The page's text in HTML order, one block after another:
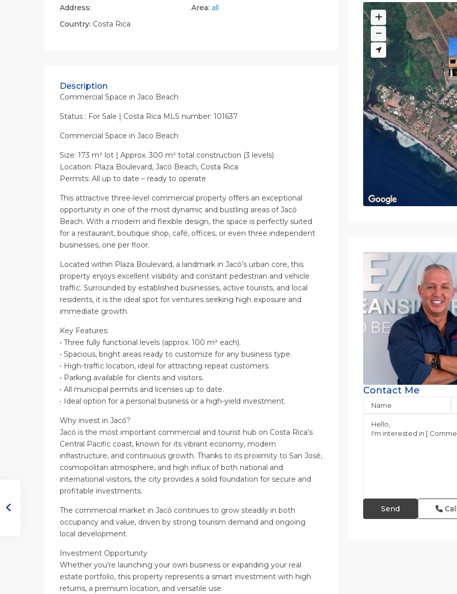
Address: Area: all
Country: Costa Rica
Description
Commercial Space in Jaco Beach
Status : For Sale | Costa Rica MLS number: 101637
Commercial Space in Jaco Beach
Size: 173 m² lot | Approx. 300 m² total construction (3 levels)
Location: Plaza Boulevard, Jacó Beach, Costa Rica
Permits: All up to date – ready to operate
This attractive three-level commercial property offers an exceptional
opportunity in one of the most dynamic and bustling areas of Jacó
Beach. With a modern and flexible design, the space is perfectly suited
for a restaurant, boutique shop, café, offices, or even three independent
businesses, one per floor.
Located within Plaza Boulevard, a landmark in Jacó’s urban core, this
property enjoys excellent visibility and constant pedestrian and vehicle
traffic. Surrounded by established businesses, active tourists, and local
residents, it is the ideal spot for ventures seeking high exposure and
immediate growth.
Key Features:
• Three fully functional levels (approx. 100 m² each).
• Spacious, bright areas ready to customize for any business type.
• High-traffic location, ideal for attracting repeat customers.
• Parking available for clients and visitors.
• All municipal permits and licenses up to date.
• Ideal option for a personal business or a high-yield investment.
Why invest in Jacó?
Jacó is the most important commercial and tourist hub on Costa Rica’s
Central Pacific coast, known for its vibrant economy, modern
infrastructure, and continuous growth. Thanks to its proximity to San José,
cosmopolitan atmosphere, and high influx of both national and
international visitors, the city provides a solid foundation for secure and
profitable investments.
The commercial market in Jacó continues to grow steadily in both
occupancy and value, driven by strong tourism demand and ongoing
local development.
Investment Opportunity
Whether you’re launching your own business or expanding your real
estate portfolio, this property represents a smart investment with high
returns, a premium location, and versatile use.
Contact Me
Call